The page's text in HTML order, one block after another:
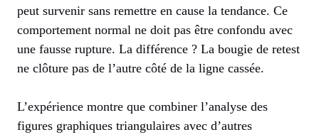
peut survenir sans remettre en cause la tendance. Ce
comportement normal ne doit pas être confondu avec
une fausse rupture. La différence ? La bougie de retest
ne clôture pas de l’autre côté de la ligne cassée.
L’expérience montre que combiner l’analyse des
figures graphiques triangulaires avec d’autres